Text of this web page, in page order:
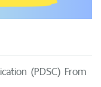
(PDSC) From